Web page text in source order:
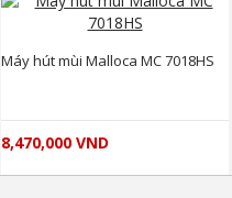
Máy hút mùi Malloca MC 7018HS
8,470,000 VND